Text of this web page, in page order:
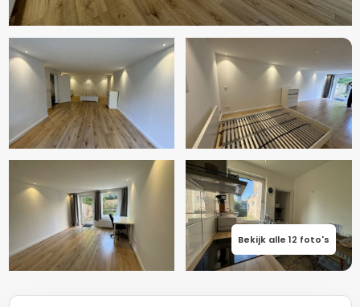
Bekijk alle 12 foto's